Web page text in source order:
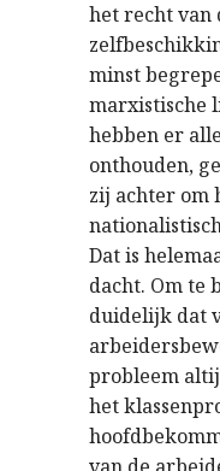
het recht van
minst
marxistische
hebben er
onthouden,
zij achter om
Dat is
dacht. Om te
duidelijk dat
probleem
het